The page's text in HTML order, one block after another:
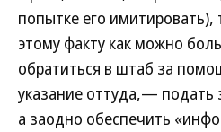
попытке его имитировать),
этому факту как можно
обратиться в штаб за
указание оттуда,— подать
а заодно обеспечить